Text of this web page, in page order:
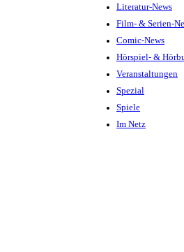
Literatur-News
Film- & Serien-
Comic-News
Hörspiel- &
Veranstaltungen
Spezial
Spiele
Im Netz